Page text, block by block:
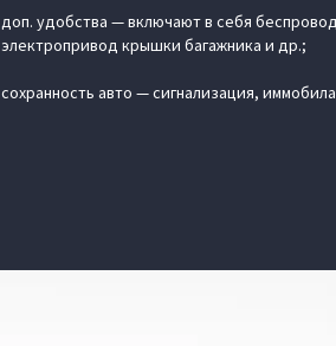
доп. удобства — включают в себя
электропривод крышки багажника и др.;
сохранность авто — сигнализация,